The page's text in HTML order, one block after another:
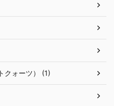
クォーツ） (1)